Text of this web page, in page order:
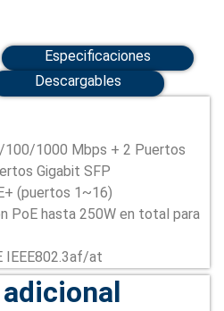
Especificaciones
Descargables
100/1000 Mbps + 2 Puertos
Gigabit SFP
(puertos 1~16)
PoE hasta 250W en total para
IEEE802.3af/at